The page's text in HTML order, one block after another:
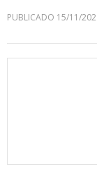
PUBLICADO 15/11/